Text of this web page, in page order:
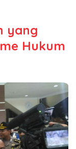
yang
Hukum